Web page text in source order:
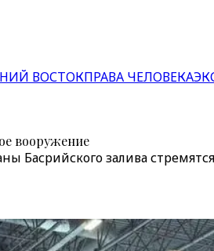
ВОСТОКПРАВА ЧЕЛОВЕКА
вооружение
Басрийского залива